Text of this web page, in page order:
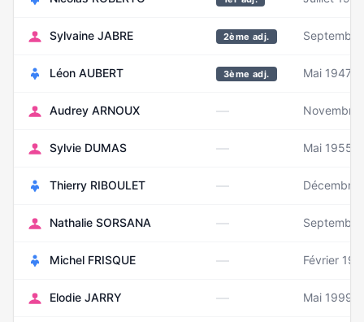
Sylvaine JABRE 2ème adj.
Léon AUBERT 3ème adj. Mai 1947
Audrey ARNOUX — Novembre
Sylvie DUMAS — Mai 1955
Thierry RIBOULET — Décembre
Nathalie SORSANA —
Michel FRISQUE — Février
Elodie JARRY — Mai 1999